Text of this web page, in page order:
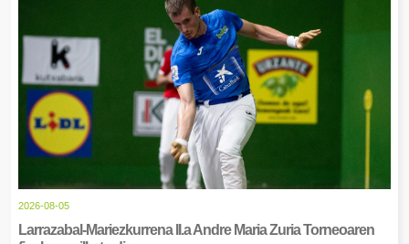
2026-08-05
Larrazabal-Mariezkurrena II.a Andre Maria Zuria Torneoaren